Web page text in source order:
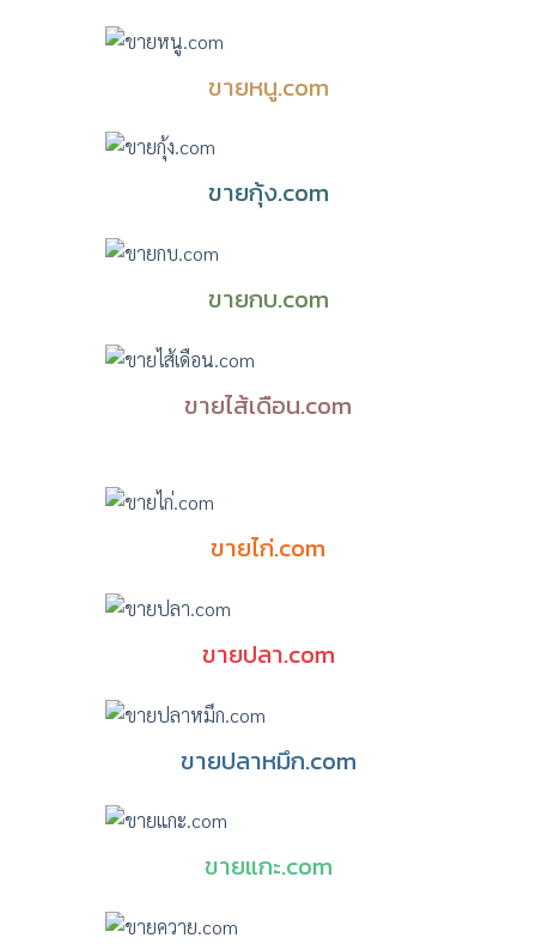
ขายหนู.com
ขายกุ้ง.com
ขายกบ.com
ขายไส้เดือน.com
ขายไก่.com
ขายปลา.com
ขายปลาหมึก.com
ขายแกะ.com